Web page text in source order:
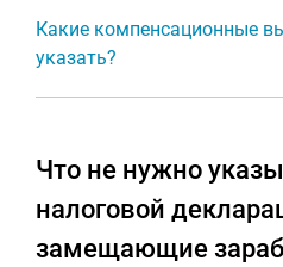
Какие компенсационные
указать?
Что не нужно
налоговой
замещающие